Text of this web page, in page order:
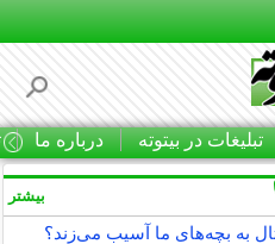
تبلیغات در بیتوته درباره ما
به بچه‌های ما آسیب می‌زند؟
بیشتر